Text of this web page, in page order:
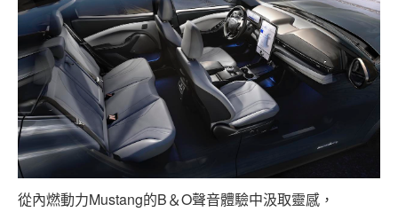
從內燃動力Mustang的B＆O聲音體驗中汲取靈感，